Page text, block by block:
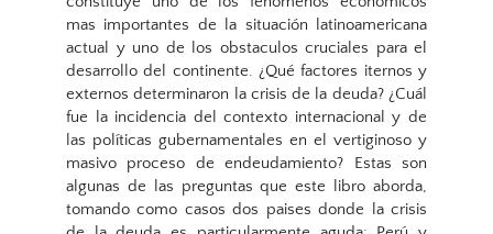
mas importantes de la situación latinoamericana
actual y uno de los obstaculos cruciales para el
desarrollo del continente. ¿Qué factores iternos y
externos determinaron la crisis de la deuda? ¿Cuál
fue la incidencia del contexto internacional y de
las políticas gubernamentales en el vertiginoso y
masivo proceso de endeudamiento? Estas son
algunas de las preguntas que este libro aborda,
tomando como casos dos paises donde la crisis